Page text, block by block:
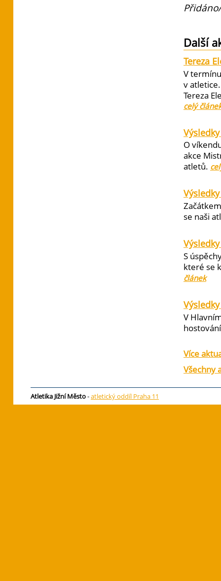
Další
Tereza
V
v
Tereza
celý
O
akce
atletů.
se naši
S
které se
článek
V
Více
Všechny
Atletika Jižní Město-atletický oddíl Praha 11